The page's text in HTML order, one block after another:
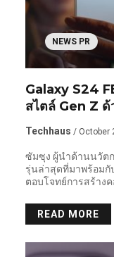
NEWS PR
Galaxy S24
สไตล์ Gen Z ด้
Techhaus / October
ซัมซุง ผู้นำด้านนวัตก
รุ่นล่าสุดที่มาพร้อมกั
ตอบโจทย์การสร้าง
READ MORE